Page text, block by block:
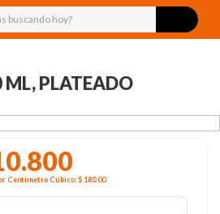
buscando hoy?
ML, PLATEADO
.800
Centímetro Cúbico:$ 180.00